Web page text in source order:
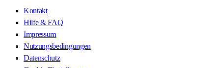
Kontakt
Hilfe & FAQ
Impressum
Nutzungsbedingungen
Datenschutz